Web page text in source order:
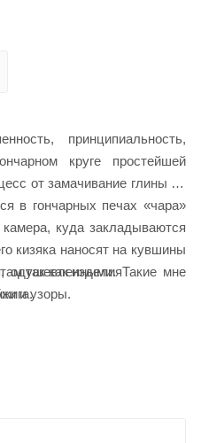
принципиальность,
круге простейшей
от замачивание глины до
в гончарных печах «чара»
куда закладываются
кизяка наносят на кувшины
одушевленными. Такие мне
так как изделия
и узоры.